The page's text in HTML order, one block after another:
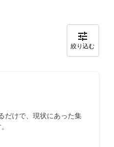
絞り込む
だけで、現状にあった集